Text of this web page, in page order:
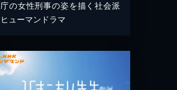
庁の女性刑事の姿を描く社会派
ヒューマンドラマ